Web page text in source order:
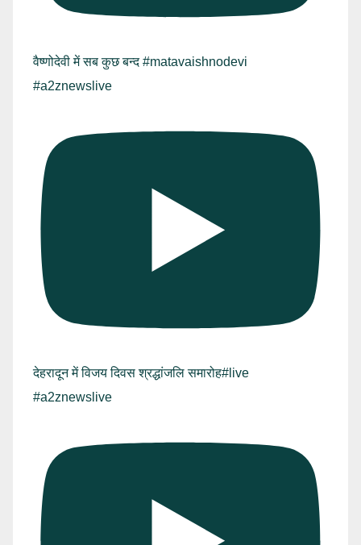
वैष्णोदेवी में सब कुछ बन्द #matavaishnodevi
#a2znewslive
देहरादून में विजय दिवस श्रद्धांजलि समारोह#live
#a2znewslive